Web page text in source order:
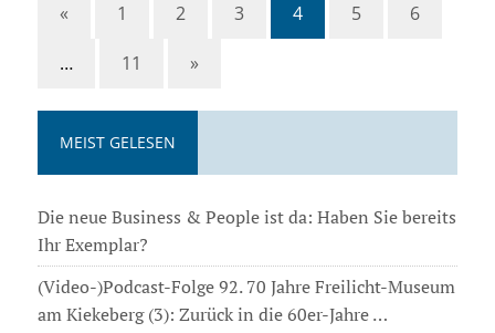
« 1 2 3 4 5 6
… 11 »
MEIST GELESEN
Die neue Business & People ist da: Haben Sie bereits
Ihr Exemplar?
(Video-)Podcast-Folge 92. 70 Jahre Freilicht-Museum
am Kiekeberg (3): Zurück in die 60er-Jahre …